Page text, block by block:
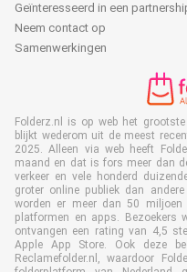
Geïnteresseerd in een
Neem contact op
Samenwerkingen
Folderz.nl is op web het
blijkt wederom uit de meest
2025. Alleen via web heeft
maand en dat is fors meer dan
verkeer en vele honderd
groter online publiek dan
worden er meer dan 50 miljoen
platformen en apps. Bezoekers
ontvangen een rating van 4,5
Apple App Store. Ook deze
Reclamefolder.nl, waardoor